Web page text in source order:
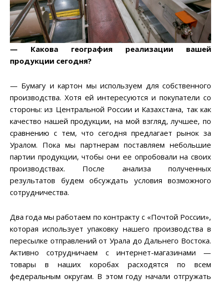
— Какова география реализации вашей
продукции сегодня?
— Бумагу и картон мы используем для собственного
производства. Хотя ей интересуются и покупатели со
стороны: из Центральной России и Казахстана, так как
качество нашей продукции, на мой взгляд, лучшее, по
сравнению с тем, что сегодня предлагает рынок за
Уралом. Пока мы партнерам поставляем небольшие
партии продукции, чтобы они ее опробовали на своих
производствах. После анализа полученных
результатов будем обсуждать условия возможного
сотрудничества.
Два года мы работаем по контракту с «Почтой России»,
которая использует упаковку нашего производства в
пересылке отправлений от Урала до Дальнего Востока.
Активно сотрудничаем с интернет-магазинами —
товары в наших коробах расходятся по всем
федеральным округам. В этом году начали отгружать